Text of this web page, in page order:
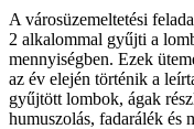
A városüzemeltetési
2 alkalommal gyűjti a
mennyiségben. Ezek
az év elején történik a
gyűjtött lombok, ágak
humuszolás, fadarálék és